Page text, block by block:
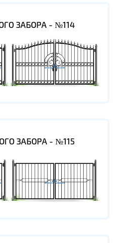
ЗАБОРА - №114
ЗАБОРА - №115